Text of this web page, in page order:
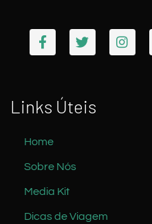
Links Úteis
Home
Sobre Nós
Media Kit
Dicas de Viagem